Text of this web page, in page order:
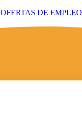
OFERTAS DE EMPLEO